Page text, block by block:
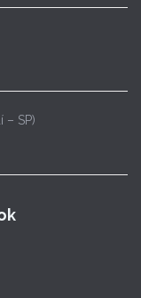
– SP)